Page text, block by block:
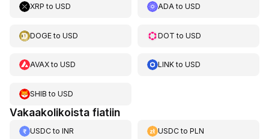
XRP to USD ADAtoUSD
DOGEto USD DOT toUSD
AVAXto USD LINKtoUSD
SHIB to USD
Vakaakolikoista fiatiin
USDCto INR USDCtoPLN